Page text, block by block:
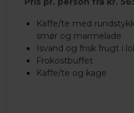
Kaffe/te med
smør og marmelade
Isvand og frisk frugt i
Frokostbuffet
Kaffe/te og kage